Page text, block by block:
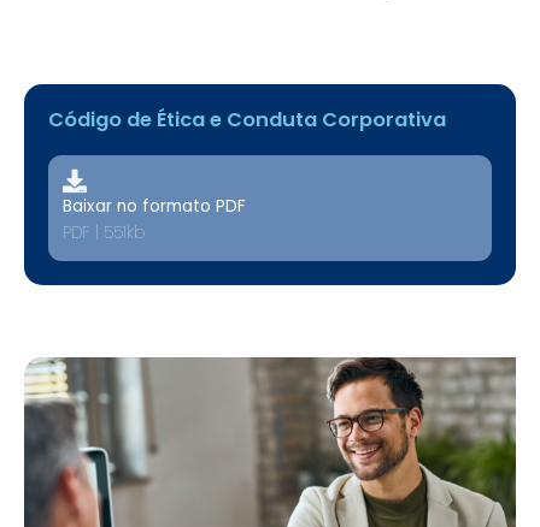
Art. 3º.
Corporativa, às expressões nele utilizadas atribuem-se os
Associada Patrocinadora:
patrocinadora do Plano de Saúde.
Unidade, estagiários, aprendizes, terceirizados,
dirigentes e conselheiros.
Conflito de Interesses:
Considera-se conflito de
interesses toda e qualquer circunstância em que os
interesses particulares do colaborador confrontem com
os interesses da Operadora e de seus beneficiários de
Código de Ética e Conduta Corporativa
Baixar no formato PDF
PDF | 551kb